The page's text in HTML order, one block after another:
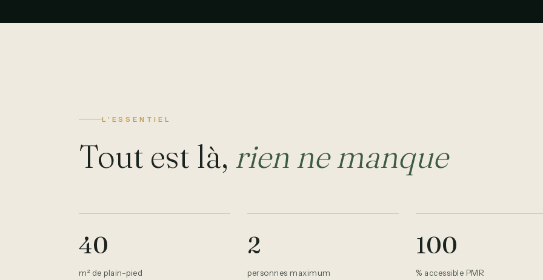
L'ESSENTIEL
Tout est là, rien ne manque
40
m² de plain-pied
2
personnes maximum
100
% accessible PMR